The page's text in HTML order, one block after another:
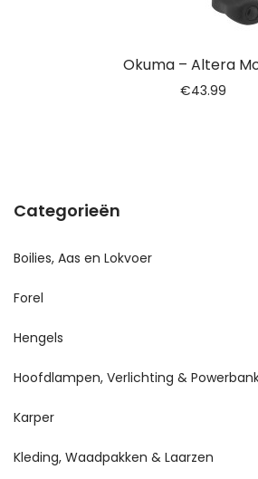
Okuma – Altera
€43.99
Categorieën
Boilies, Aas en Lokvoer
Forel
Hengels
Hoofdlampen, Verlichting &
Karper
Kleding, Waadpakken & Laarzen